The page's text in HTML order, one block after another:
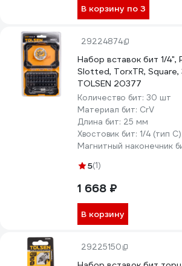
В корзину по 3
29224874
Набор вставок бит 1/4",
Slotted, TorxTR,
TOLSEN 20377
Количество бит: 30 шт
Материал бит: CrV
Длина бит: 25 мм
Хвостовик бит: 1/4 (тип С)
Магнитный наконечник
5(1)
1 668 ₽
В корзину
29225150